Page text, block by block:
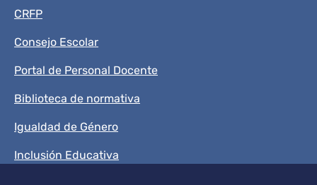
CRFP
Consejo Escolar
Portal de Personal Docente
Biblioteca de normativa
Igualdad de Género
Inclusión Educativa